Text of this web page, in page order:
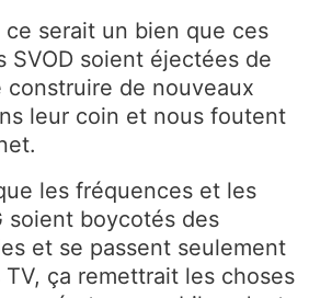
ce serait un bien que ces
SVOD soient éjectées de
de nouveaux
leur coin et nous foutent
les fréquences et les
soient boycotés des
et se passent seulement
ça remettrait les choses